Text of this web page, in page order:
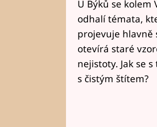
U Býků se kolem
odhalí témata,
projevuje hlavně
otevírá staré
nejistoty. Jak se
s čistým štítem?